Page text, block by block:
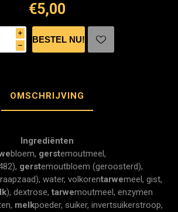
€5,00
i
h
OMSCHRIJVING
Ingrediënten
bloem, gerstemoutmeel,
gerstemoutbloem (geroosterd),
water, volkorentarwemeel, gist,
), dextrose, tarwemoutmeel, enzymen
melkpoeder, suiker, invertsuikerstroop,